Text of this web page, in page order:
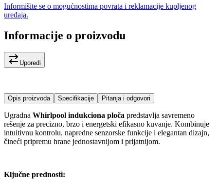
Informišite se o mogućnostima povrata i reklamacije kupljenog
uređaja.
Informacije o proizvodu
Uporedi
Opis proizvoda Specifikacije Pitanja i odgovori
Ugradna Whirlpool indukciona ploča predstavlja savremeno
rešenje za precizno, brzo i energetski efikasno kuvanje. Kombinuje
intuitivnu kontrolu, napredne senzorske funkcije i elegantan dizajn,
čineći pripremu hrane jednostavnijom i prijatnijom.
Ključne prednosti: